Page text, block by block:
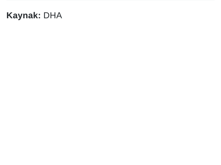
Kaynak: DHA
TEBRİK